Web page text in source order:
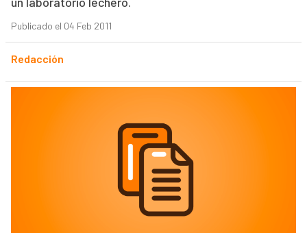
Publicado el 04 Feb 2011
Redacción